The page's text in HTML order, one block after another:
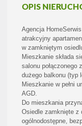
OPIS
Agencja
atrakcyjny
w zamkniętym
Mieszkanie składa
salonu połączonego
dużego balkonu (typ
Mieszkanie w pełni
AGD.
Do mieszkania
Osiedle zamknięte z
ogólnodostępne,